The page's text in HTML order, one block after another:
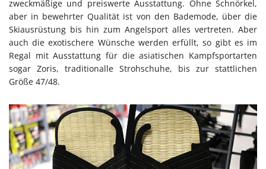
zweckmäßige und preiswerte Ausstattung. Ohne Schnörkel,
aber in bewehrter Qualität ist von den Bademode, über die
Skiausrüstung bis hin zum Angelsport alles vertreten. Aber
auch die exotischere Wünsche werden erfüllt, so gibt es im
Regal mit Ausstattung für die asiatischen Kampfsportarten
sogar Zoris, traditionalle Strohschuhe, bis zur stattlichen
Größe 47/48.